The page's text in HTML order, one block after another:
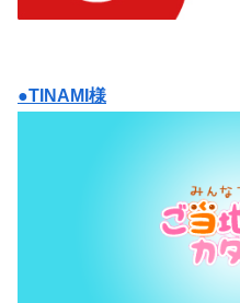
●TINAMI様